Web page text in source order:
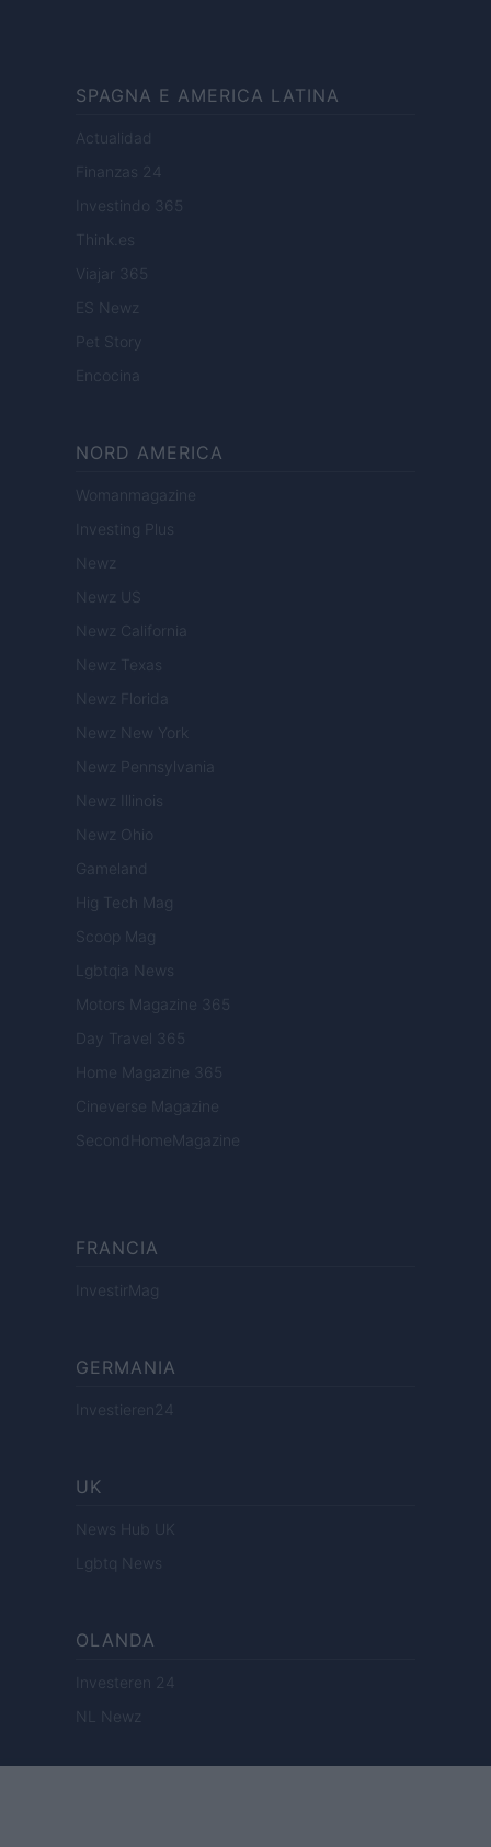
SPAGNA E AMERICA LATINA
Actualidad
Finanzas 24
Investindo 365
Think.es
Viajar 365
ES Newz
Pet Story
Encocina
NORD AMERICA
Womanmagazine
Investing Plus
Newz
Newz US
Newz California
Newz Texas
Newz Florida
Newz New York
Newz Pennsylvania
Newz Illinois
Newz Ohio
Gameland
Hig Tech Mag
Scoop Mag
Lgbtqia News
Motors Magazine 365
Day Travel 365
Home Magazine 365
Cineverse Magazine
SecondHomeMagazine
FRANCIA
InvestirMag
GERMANIA
Investieren24
UK
News Hub UK
Lgbtq News
OLANDA
Investeren 24
NL Newz